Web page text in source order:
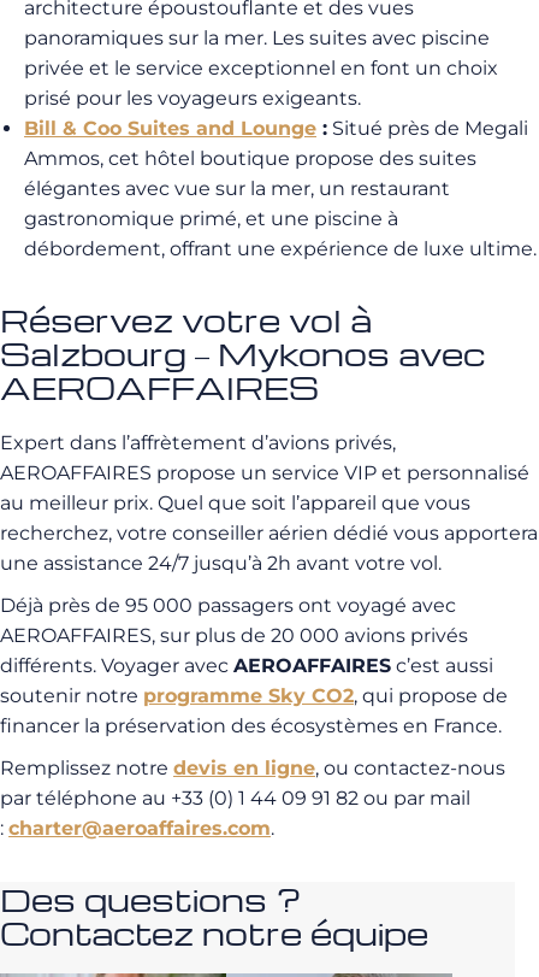
architecture époustouflante et des vues
panoramiques sur la mer. Les suites avec piscine
privée et le service exceptionnel en font un choix
prisé pour les voyageurs exigeants.
Bill & Coo Suites and Lounge : Situé près de Megali
Ammos, cet hôtel boutique propose des suites
élégantes avec vue sur la mer, un restaurant
gastronomique primé, et une piscine à
débordement, offrant une expérience de luxe ultime.
Réservez votre vol à
Salzbourg – Mykonos avec
AEROAFFAIRES
Expert dans l’affrètement d’avions privés,
AEROAFFAIRES propose un service VIP et personnalisé
au meilleur prix. Quel que soit l’appareil que vous
recherchez, votre conseiller aérien dédié vous apportera
une assistance 24/7 jusqu’à 2h avant votre vol.
Déjà près de 95 000 passagers ont voyagé avec
AEROAFFAIRES, sur plus de 20 000 avions privés
différents. Voyager avec AEROAFFAIRES c’est aussi
soutenir notre programme Sky CO2, qui propose de
financer la préservation des écosystèmes en France.
Remplissez notre devis en ligne, ou contactez-nous
par téléphone au +33 (0) 1 44 09 91 82 ou par mail
: charter@aeroaffaires.com.
Des questions ?
Contactez notre équipe